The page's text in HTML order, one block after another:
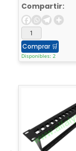
Compartir:
Comprar 🛒
Disponibles: 2